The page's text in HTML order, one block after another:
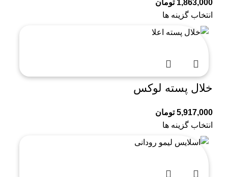
1,863,000 تومان
انتخاب گزینه ها
خلال پسته لوکس
5,917,000 تومان
انتخاب گزینه ها